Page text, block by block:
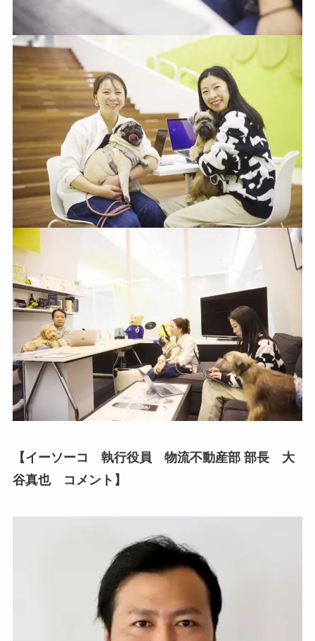
【イーソーコ 執行役員 物流不動産部 部長 大
谷真也 コメント】